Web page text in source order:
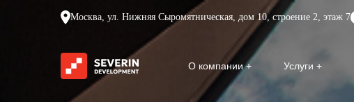
Москва, ул. Нижняя Сыромятническая, дом 10, строение 2, этаж 7
О компании Услуги